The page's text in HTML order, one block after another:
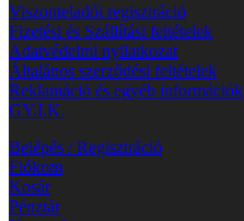
Viszonteladói regisztráció
Fizetési és Szállítási feltételek
Adatvédelmi nyilatkozat
Általános szerződési feltételek
Reklamáció és egyéb információk
GY.I.K.
Belépés / Regisztráció
Fiókom
Kosár
Pénztár